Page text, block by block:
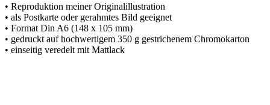
• Reproduktion meiner Originalillustration
• als Postkarte oder gerahmtes Bild geeignet
• Format Din A6 (148 x 105 mm)
• gedruckt auf hochwertigem 350 g gestrichenem Chromokarton
• einseitig veredelt mit Mattlack